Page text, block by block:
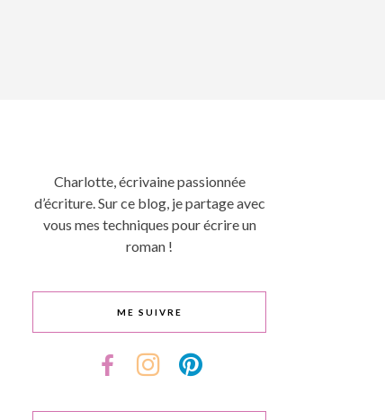
Charlotte, écrivaine passionnée
d’écriture. Sur ce blog, je partage avec
vous mes techniques pour écrire un
roman !
ME SUIVRE